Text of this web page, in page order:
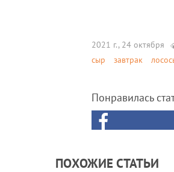
2021 г., 24 октября
сыр
завтрак
Понравилась
ПОХОЖИЕ СТАТЬИ